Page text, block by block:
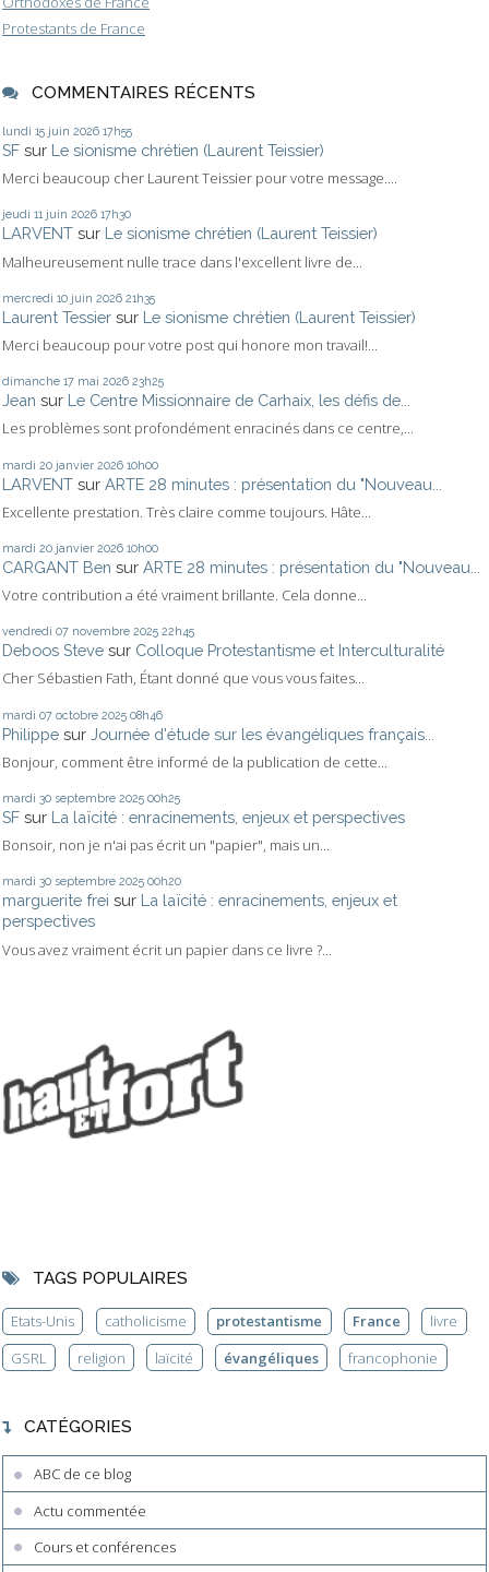
Protestants de France
COMMENTAIRES RÉCENTS
lundi 15 juin 2026 17h55
SF sur Le sionisme chrétien (Laurent Teissier)
Merci beaucoup cher Laurent Teissier pour votre message....
jeudi 11 juin 2026 17h30
LARVENT sur Le sionisme chrétien (Laurent Teissier)
Malheureusement nulle trace dans l'excellent livre de...
mercredi 10 juin 2026 21h35
Laurent Tessier sur Le sionisme chrétien (Laurent Teissier)
Merci beaucoup pour votre post qui honore mon travail!...
dimanche 17 mai 2026 23h25
Jean sur Le Centre Missionnaire de Carhaix, les défis de...
Les problèmes sont profondément enracinés dans ce centre,...
mardi 20 janvier 2026 10h00
LARVENT sur ARTE 28 minutes : présentation du "Nouveau...
Excellente prestation. Très claire comme toujours. Hâte...
mardi 20 janvier 2026 10h00
CARGANT Ben sur ARTE 28 minutes : présentation du "Nouveau...
Votre contribution a été vraiment brillante. Cela donne...
vendredi 07 novembre 2025 22h45
Deboos Steve sur Colloque Protestantisme et Interculturalité
Cher Sébastien Fath, Étant donné que vous vous faites...
mardi 07 octobre 2025 08h46
Philippe sur Journée d'étude sur les évangéliques français...
Bonjour, comment être informé de la publication de cette...
mardi 30 septembre 2025 00h25
SF sur La laïcité : enracinements, enjeux et perspectives
Bonsoir, non je n'ai pas écrit un "papier", mais un...
mardi 30 septembre 2025 00h20
marguerite frei sur La laïcité : enracinements, enjeux et
perspectives
Vous avez vraiment écrit un papier dans ce livre ?...
TAGS POPULAIRES
Etats-Unis catholicisme protestantisme France
livre
GSRL
religion laïcité évangéliques francophonie
CATÉGORIES
ABC de ce blog
Actu commentée
Cours et conférences